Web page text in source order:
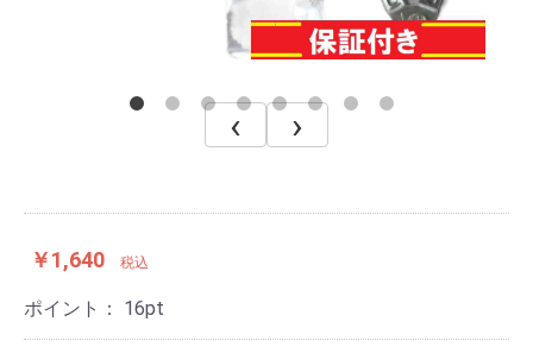
‹ ›
￥1,640 税込
ポイント： 16pt